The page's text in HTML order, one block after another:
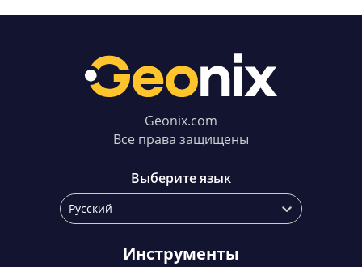
Geonix.com
Все права защищены
Выберите язык
Русский
Инструменты